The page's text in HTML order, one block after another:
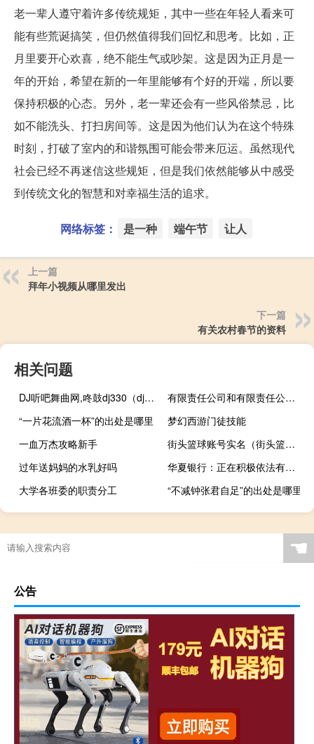
老一辈人遵守着许多传统规矩，其中一些在年轻人看来可
能有些荒诞搞笑，但仍然值得我们回忆和思考。比如，正
月里要开心欢喜，绝不能生气或吵架。这是因为正月是一
年的开始，希望在新的一年里能够有个好的开端，所以要
保持积极的心态。另外，老一辈还会有一些风俗禁忌，比
如不能洗头、打扫房间等。这是因为他们认为在这个特殊
时刻，打破了室内的和谐氛围可能会带来厄运。虽然现代
社会已经不再迷信这些规矩，但是我们依然能够从中感受
到传统文化的智慧和对幸福生活的追求。
网络标签： 是一种 端午节 让人
上一篇
拜年小视频从哪里发出
下一篇
有关农村春节的资料
相关问题
DJ听吧舞曲网,咚鼓dj330（dj听吧舞曲网）
有限责任公司和有限责任公司(自然人独资)有什么区别？
“一片花流酒一杯”的出处是哪里
梦幻西游门徒技能
一血万杰攻略新手
街头篮球账号实名（街头篮球帐号注册）
过年送妈妈的水乳好吗
华夏银行：正在积极依法有序开展存量首套个人住房贷款利率调整工作
大学各班委的职责分工
“不减钟张君自足”的出处是哪里
☚
公告